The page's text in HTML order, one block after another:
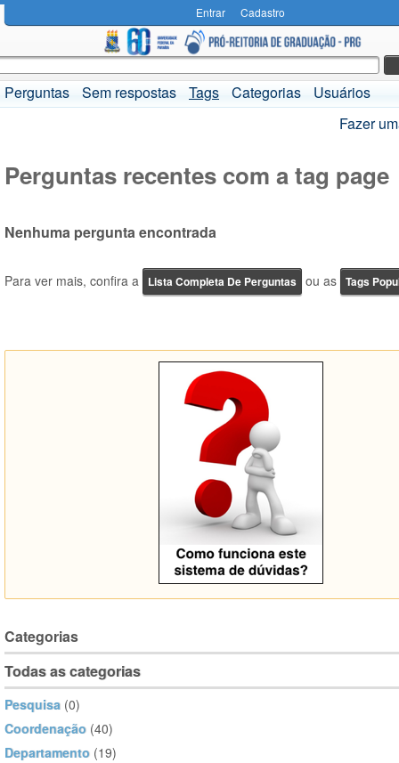
Entrar Cadastro
Perguntas Sem respostas Tags Categorias
Usuários
Fazer
Perguntas recentes com a tag page
Nenhuma pergunta encontrada
Para ver mais, confira a Lista Completa De Perguntas ou as Tags
Categorias
Todas as categorias
Pesquisa (0)
Coordenação (40)
Departamento (19)